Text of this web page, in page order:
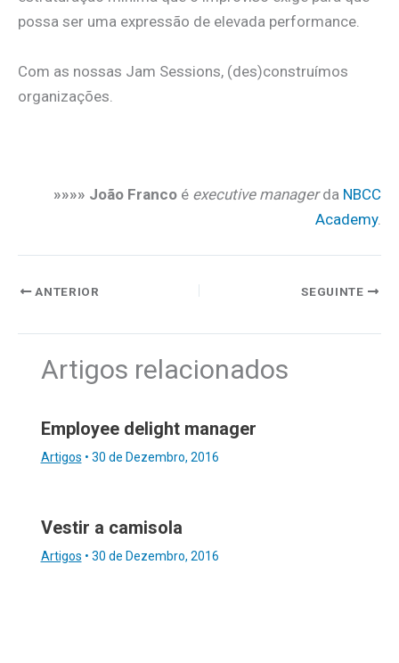
possa ser uma expressão de elevada performance.
Com as nossas Jam Sessions, (des)construímos
organizações.
»»»» João Franco é executive managerda NBCC
Academy.
ANTERIOR SEGUINTE
Artigos relacionados
Employee delight manager
Artigos • 30 de Dezembro, 2016
Vestir a camisola
Artigos • 30 de Dezembro, 2016